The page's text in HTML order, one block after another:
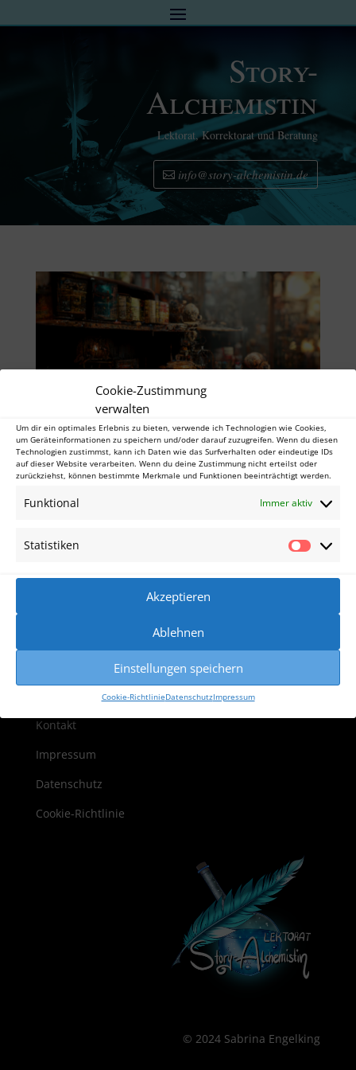
Cookie-Zustimmung
verwalten
Um dir ein optimales Erlebnis zu bieten, verwende ich Technologien wie Cookies,
um Geräteinformationen zu speichern und/oder darauf zuzugreifen. Wenn du diesen
Technologien zustimmst, kann ich Daten wie das Surfverhalten oder eindeutige IDs
auf dieser Website verarbeiten. Wenn du deine Zustimmung nicht erteilst oder
zurückziehst, können bestimmte Merkmale und Funktionen beeinträchtigt werden.
Funktional Immer aktiv
Statistiken
Akzeptieren
Ablehnen
Einstellungen speichern
Cookie-RichtlinieDatenschutzImpressum
Story-
Alchemistin
Lektorat, Korrektorat und Beratung
info@story-alchemistin.de
vonSabrina Engelking
Von Alchemie, Schreiben und Scheitern Als ich mir
Website ausgesucht habe, habe ich Freunde und
Bekannte gefragt, was sie von dem Namen Story-
gleiche Reaktion bekommen: „Was...
Kontakt
Impressum
Datenschutz
Cookie-Richtlinie
© 2024 Sabrina Engelking